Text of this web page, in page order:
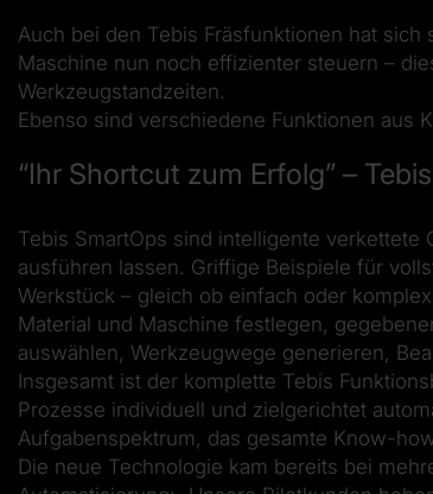
Auch bei den Tebis Fräsfunktionen hat
Maschine nun noch effizienter steuern –
Werkzeugstandzeiten.
Ebenso sind verschiedene Funktionen aus
“Ihr Shortcut zum Erfolg” –
Tebis SmartOps sind intelligente verkettete
ausführen lassen. Griffige Beispiele für
Werkstück – gleich ob einfach oder
Material und Maschine festlegen,
auswählen, Werkzeugwege generieren,
Insgesamt ist der komplette Tebis
Prozesse individuell und zielgerichtet
Aufgabenspektrum, das gesamte Know-
Die neue Technologie kam bereits bei